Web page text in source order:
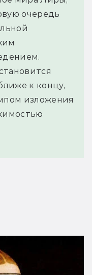
очередь
к концу,
изложения